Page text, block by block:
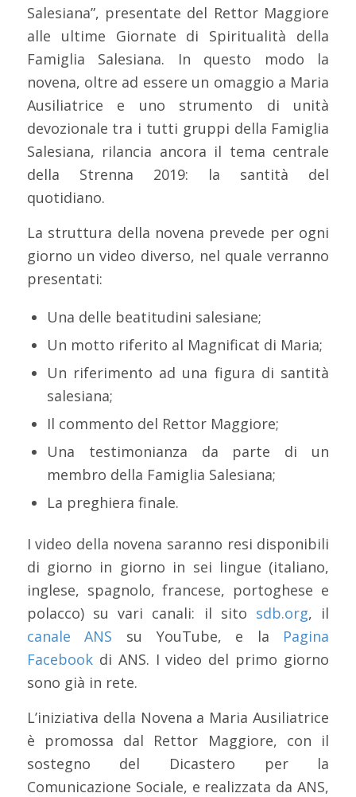
Salesiana”, presentate del Rettor Maggiore
alle ultime Giornate di Spiritualità della
Famiglia Salesiana. In questo modo la
novena, oltre ad essere un omaggio a Maria
Ausiliatrice e uno strumento di unità
devozionale tra i tutti gruppi della Famiglia
Salesiana, rilancia ancora il tema centrale
della Strenna 2019: la santità del
quotidiano.
La struttura della novena prevede per ogni
giorno un video diverso, nel quale verranno
presentati:
Una delle beatitudini salesiane;
Un motto riferito al Magnificat di Maria;
Un riferimento ad una figura di santità
salesiana;
Il commento del Rettor Maggiore;
Una testimonianza da parte di un
membro della Famiglia Salesiana;
La preghiera finale.
I video della novena saranno resi disponibili
di giorno in giorno in sei lingue (italiano,
inglese, spagnolo, francese, portoghese e
polacco) su vari canali: il sito sdb.org, il
canale ANS su YouTube, e la Pagina
Facebookdi ANS. I video del primo giorno
sono già in rete.
L’iniziativa della Novena a Maria Ausiliatrice
è promossa dal Rettor Maggiore, con il
sostegno del Dicastero per la
Comunicazione Sociale, e realizzata da ANS,